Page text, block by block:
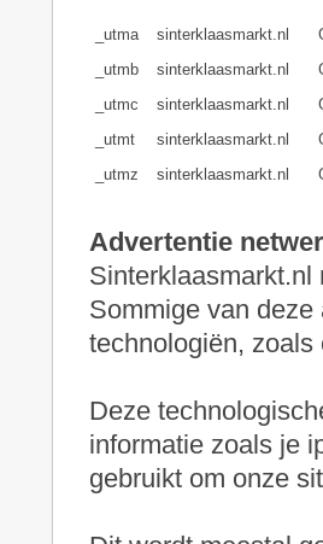
_utma sinterklaasmarkt.nl
_utmb
sinterklaasmarkt.nl
_utmc
sinterklaasmarkt.nl
_utmt
sinterklaasmarkt.nl
_utmz
sinterklaasmarkt.nl
Advertentie
Sinterklaasmarkt.nl
Sommige van
technologiën,
Deze
informatie zoals je
gebruikt om onze